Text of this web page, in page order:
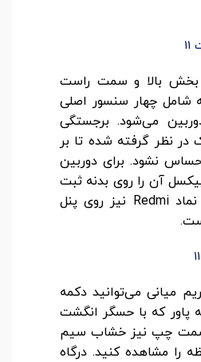
بخش بالا و سمت راست
شامل چهار سنسور اصلی
می‌شود. برجستگی
در نظر گرفته شده تا بر
نشود. برای دوربین
50 مگاپیکسل آن را روی بدنه ثبت
کرده‌اند. همچنین نماد Redmi نیز روی پنل
میانی می‌توانید دکمه
پاور که با حسگر انگشت
سمت چپ نیز خشاب سیم
را مشاهده کنید. درگاه